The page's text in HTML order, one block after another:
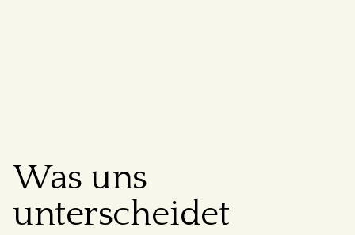
Was uns
unterscheidet